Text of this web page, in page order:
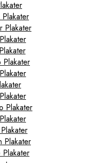
Plakater
Plakater
Plakater
Plakater